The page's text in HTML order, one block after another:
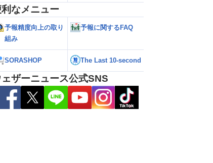
9日21時更新） による風の循環 雷雨のリスクと北海道
は猛暑に
なメニュー
予報精度向上の取り
組み
予報に関するFAQ
SORASHOP The Last 10-second
ェザーニュース公式SNS